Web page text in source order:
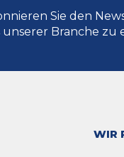
Sie den
unserer Branche zu
WIR